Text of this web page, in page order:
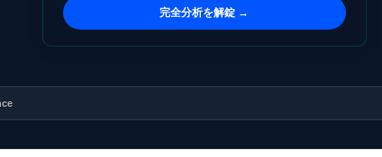
完全分析を解錠 →